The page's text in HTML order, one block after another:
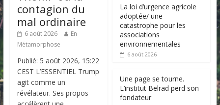
contagion du
mal ordinaire
6 août 2026
En
Métamorphose
Publié: 5 août 2026, 15:22
CEST L’ESSENTIEL Trump
agit comme un
révélateur. Ses propos
La loi d’urgence agricole
adoptée/ une
catastrophe pour les
associations
environnementales
6 août 2026
Une page se tourne.
L’institut Belrad perd son
fondateur